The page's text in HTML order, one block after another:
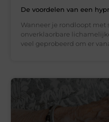
De voordelen van een
Wanneer je rondloopt met
onverklaorbare
veel geprobeerd om er